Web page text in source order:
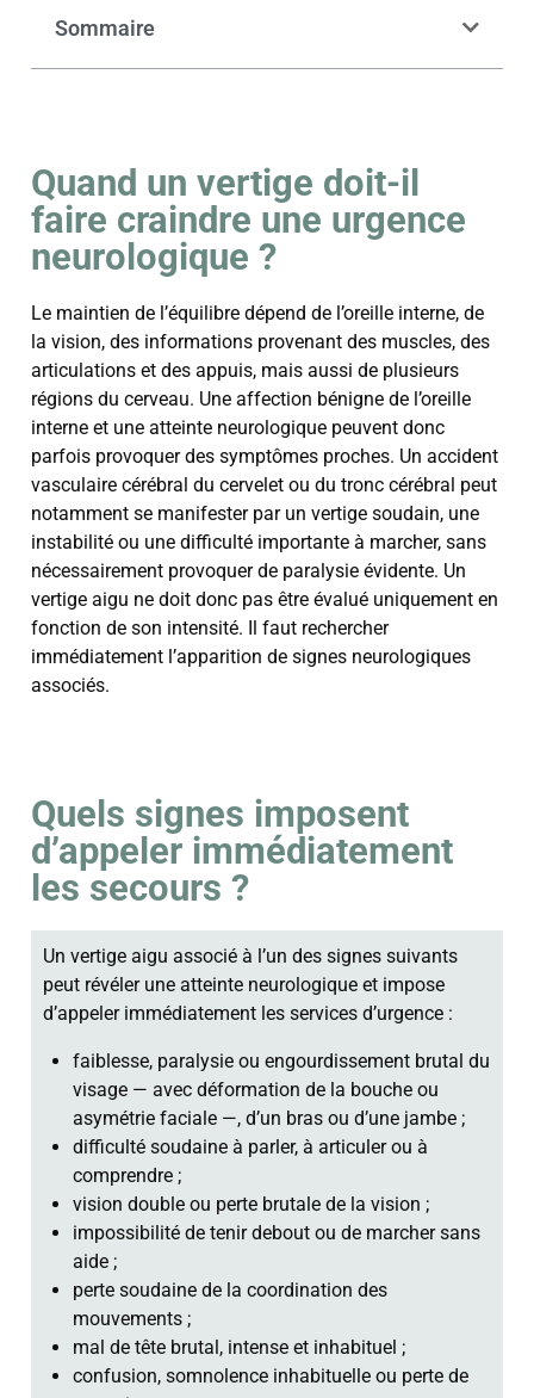
Sommaire
Quand un vertige doit-il
faire craindre une urgence
neurologique ?
Le maintien de l’équilibre dépend de l’oreille interne, de
la vision, des informations provenant des muscles, des
articulations et des appuis, mais aussi de plusieurs
régions du cerveau. Une affection bénigne de l’oreille
interne et une atteinte neurologique peuvent donc
parfois provoquer des symptômes proches. Un accident
vasculaire cérébral du cervelet ou du tronc cérébral peut
notamment se manifester par un vertige soudain, une
instabilité ou une difficulté importante à marcher, sans
nécessairement provoquer de paralysie évidente. Un
vertige aigu ne doit donc pas être évalué uniquement en
fonction de son intensité. Il faut rechercher
immédiatement l’apparition de signes neurologiques
associés.
Quels signes imposent
d’appeler immédiatement
les secours ?
Un vertige aigu associé à l’un des signes suivants
peut révéler une atteinte neurologique et impose
d’appeler immédiatement les services d’urgence :
faiblesse, paralysie ou engourdissement brutal du
visage — avec déformation de la bouche ou
asymétrie faciale —, d’un bras ou d’une jambe ;
difficulté soudaine à parler, à articuler ou à
comprendre ;
vision double ou perte brutale de la vision ;
impossibilité de tenir debout ou de marcher sans
aide ;
perte soudaine de la coordination des
mouvements ;
mal de tête brutal, intense et inhabituel ;
confusion, somnolence inhabituelle ou perte de